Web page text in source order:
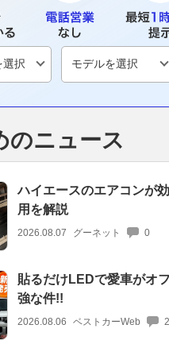
のニュース
ハイエースのエアコンが
用を解説
2026.08.07 グーネット 0
貼るだけLEDで愛車がオ
強な件!!
2026.08.06 ベストカーWeb 2